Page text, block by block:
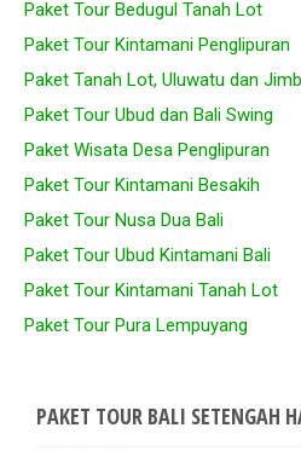
Paket Tour Bedugul Tanah Lot
Paket Tour Kintamani Penglipuran
Paket Tanah Lot, Uluwatu dan
Paket Tour Ubud dan Bali Swing
Paket Wisata Desa Penglipuran
Paket Tour Kintamani Besakih
Paket Tour Nusa Dua Bali
Paket Tour Ubud Kintamani Bali
Paket Tour Kintamani Tanah Lot
Paket Tour Pura Lempuyang
PAKET TOUR BALI SETENGAH